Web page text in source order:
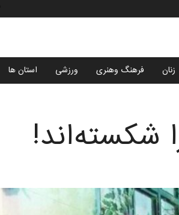
زنان فرهنگ وهنری ورزشی استان ها
شکسته‌اند!